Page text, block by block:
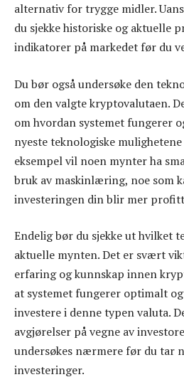
alternativ for trygge midler.
du sjekke historiske og aktuelle
indikatorer på markedet før du
Du bør også undersøke den
om den valgte kryptovalutaen.
om hvordan systemet fungerer
nyeste teknologiske
eksempel vil noen mynter ha
bruk av maskinlæring, noe som
investeringen din blir mer
Endelig bør du sjekke ut hvilket
aktuelle mynten. Det er svært
erfaring og kunnskap innen
at systemet fungerer optimalt
investere i denne typen valuta.
avgjørelser på vegne av
undersøkes nærmere før du tar
investeringer.